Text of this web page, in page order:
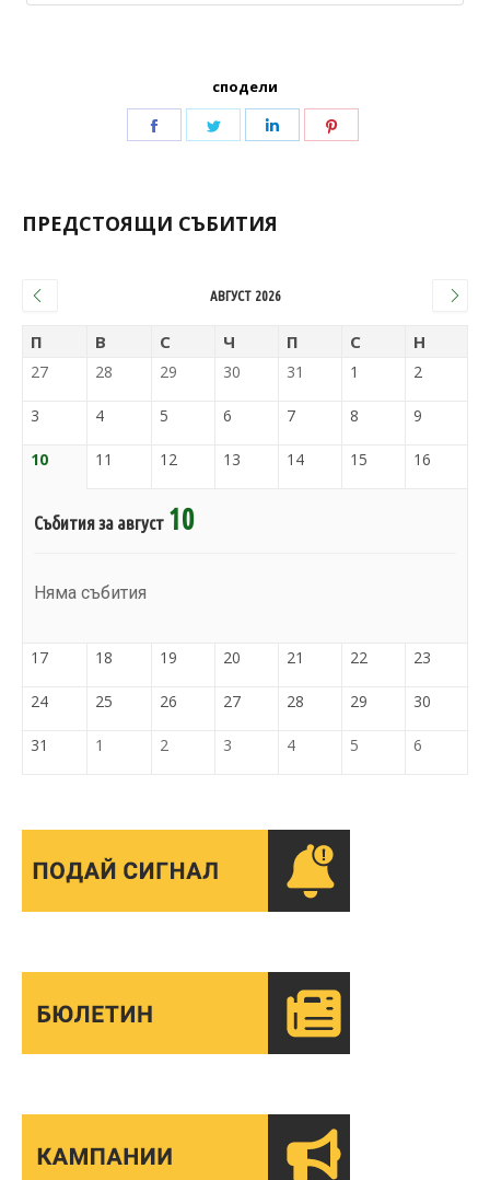
сподели
ПРЕДСТОЯЩИ СЪБИТИЯ
АВГУСТ 2026
П В С Ч П С Н
27 28 29 30 31 1 2
3 4 5 6 7 8 9
10 11 12 13 14 15 16
Събития за август 10
Няма събития
17 18 19 20 21 22 23
24 25 26 27 28 29 30
31 1 2 3 4 5 6